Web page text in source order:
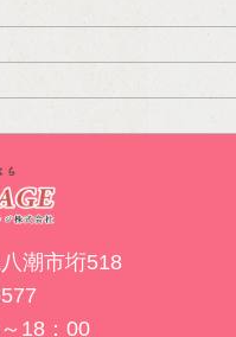
潮市垳518
18：00